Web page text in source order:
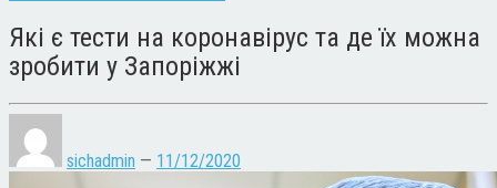
Які є тести на коронавірус та де їх можна
зробити у Запоріжжі
sichadmin — 11/12/2020